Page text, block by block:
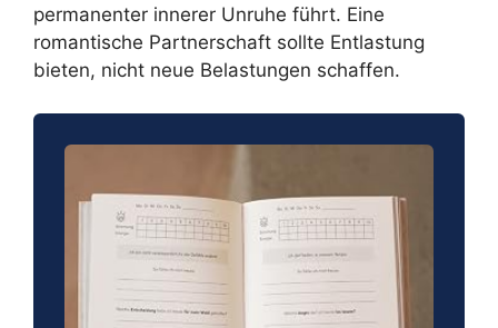
permanenter innerer Unruhe führt. Eine
romantische Partnerschaft sollte Entlastung
bieten, nicht neue Belastungen schaffen.